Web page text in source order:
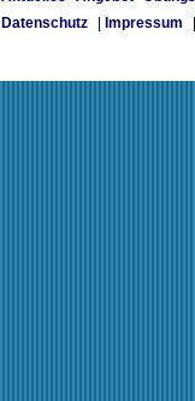
Datenschutz
Impressum